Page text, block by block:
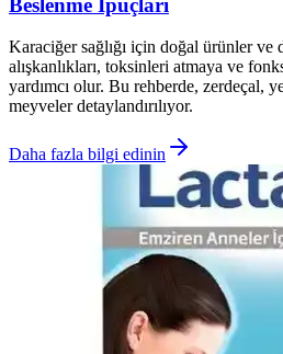
Karaciğer sağlığı için doğal ürünler ve
alışkanlıkları, toksinleri atmaya ve
yardımcı olur. Bu rehberde, zerdeçal,
meyveler detaylandırılıyor.
Daha fazla bilgi edinin